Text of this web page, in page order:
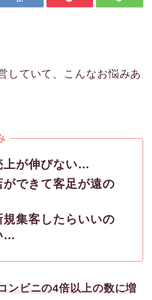
していて、こんなお悩みあ
上が伸びない…
できて客足が遠の
規集客したらいいの
…
ンビニの4倍以上の数に増